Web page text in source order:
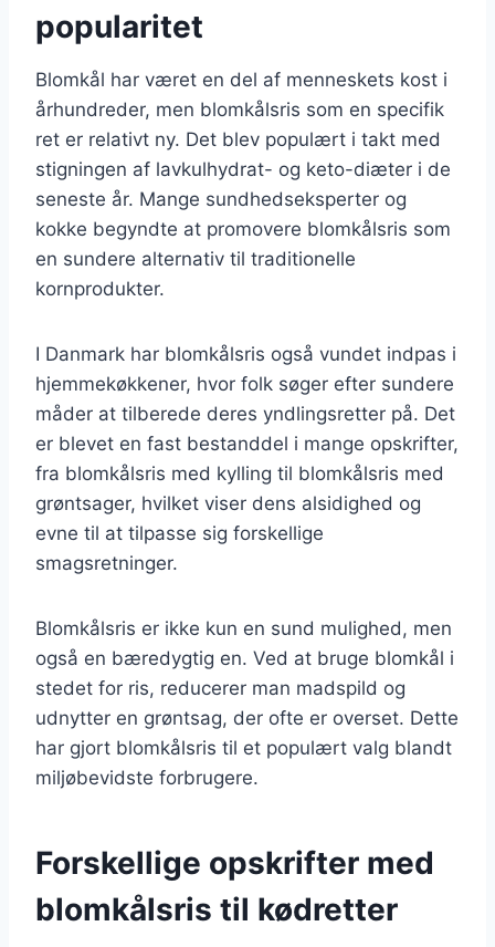
popularitet
Blomkål har været en del af menneskets kost i
århundreder, men blomkålsris som en specifik
ret er relativt ny. Det blev populært i takt med
stigningen af lavkulhydrat- og keto-diæter i de
seneste år. Mange sundhedseksperter og
kokke begyndte at promovere blomkålsris som
en sundere alternativ til traditionelle
kornprodukter.
I Danmark har blomkålsris også vundet indpas i
hjemmekøkkener, hvor folk søger efter sundere
måder at tilberede deres yndlingsretter på. Det
er blevet en fast bestanddel i mange opskrifter,
fra blomkålsris med kylling til blomkålsris med
grøntsager, hvilket viser dens alsidighed og
evne til at tilpasse sig forskellige
smagsretninger.
Blomkålsris er ikke kun en sund mulighed, men
også en bæredygtig en. Ved at bruge blomkål i
stedet for ris, reducerer man madspild og
udnytter en grøntsag, der ofte er overset. Dette
har gjort blomkålsris til et populært valg blandt
miljøbevidste forbrugere.
Forskellige opskrifter med
blomkålsris til kødretter